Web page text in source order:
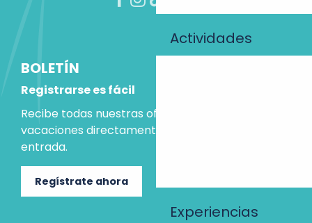
Actividades
Experiencias
BOLETÍN
Registrarse es fácil
Recibe todas nuestras ofertas e ideas para las
vacaciones directamente en tu bandeja de
entrada.
Regístrate ahora